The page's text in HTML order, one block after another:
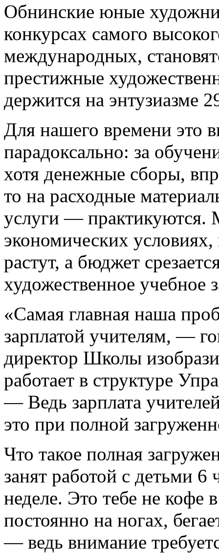
Обнинские юные
конкурсах самого
международных,
престижные
держится на энтузиазме
Для нашего времени это
парадоксально: за
хотя денежные сборы,
то на расходные
услуги — практикуются.
экономических условиях,
растут, а бюджет
художественное учебное
«Самая главная наша
зарплатой учителям, —
директор Школы
работает в структуре
— Ведь зарплата
это при полной
Что такое полная
занят работой с детьми
неделе. Это тебе не кофе
постоянно на ногах,
— ведь внимание